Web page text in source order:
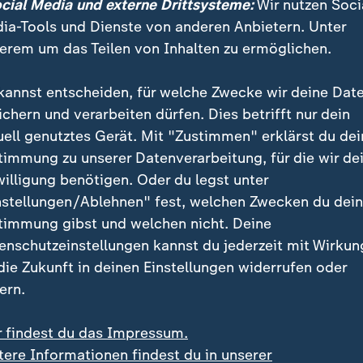
ZDFheute live ist nochmal am Tatort und analysiert,
tausende Schließfächer
Ende Dezember hatten die Täter mehrere
sich direkt in den Tresorraum der Sparkassen-
als 3.000 Kundenschließfächer aus.
Polizei zeigt Fotos von Verdächtigen
dies gelang, ohne den Einbruchalarm der Bank
bei den Ermittlungen. Ein Polizeisprecher betonte:
Media und externe Drittsysteme:Wir nutzen
Tools und Dienste von anderen Anbietern. Unter
um das Teilen von Inhalten zu ermöglichen.
entscheiden, für welche Zwecke wir deine
und verarbeiten dürfen. Dies betrifft nur dein
genutztes Gerät. Mit "Zustimmen" erklärst du
zu unserer Datenverarbeitung, für die wir
benötigen. Oder du legst unter
Ablehnen" fest, welchen Zwecken du
gibst und welchen nicht. Deine
kannst du jederzeit mit
Zukunft in deinen Einstellungen widerrufen oder
findest du das Impressum.
Informationen findest du in unserer